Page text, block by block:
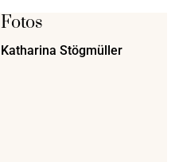
Fotos
Katharina Stögmüller